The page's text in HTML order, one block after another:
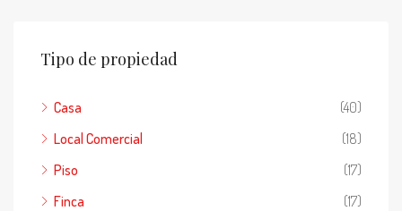
Tipo de propiedad
Casa
(40)
Local Comercial
(18)
Piso
(17)
Finca
(17)